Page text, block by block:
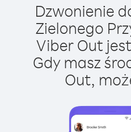
Dzwonienie
Zielonego
Viber Out
Gdy masz
Out,